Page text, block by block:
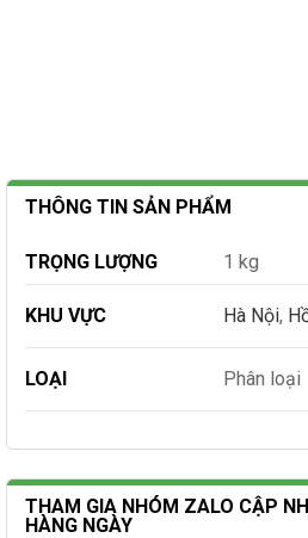
THÔNG TIN SẢN PHẨM
TRỌNG LƯỢNG 1 kg
KHU VỰC Hà Nội,
LOẠI Phân loại
THAM GIA NHÓM ZALO CẬP
HÀNG NGÀY